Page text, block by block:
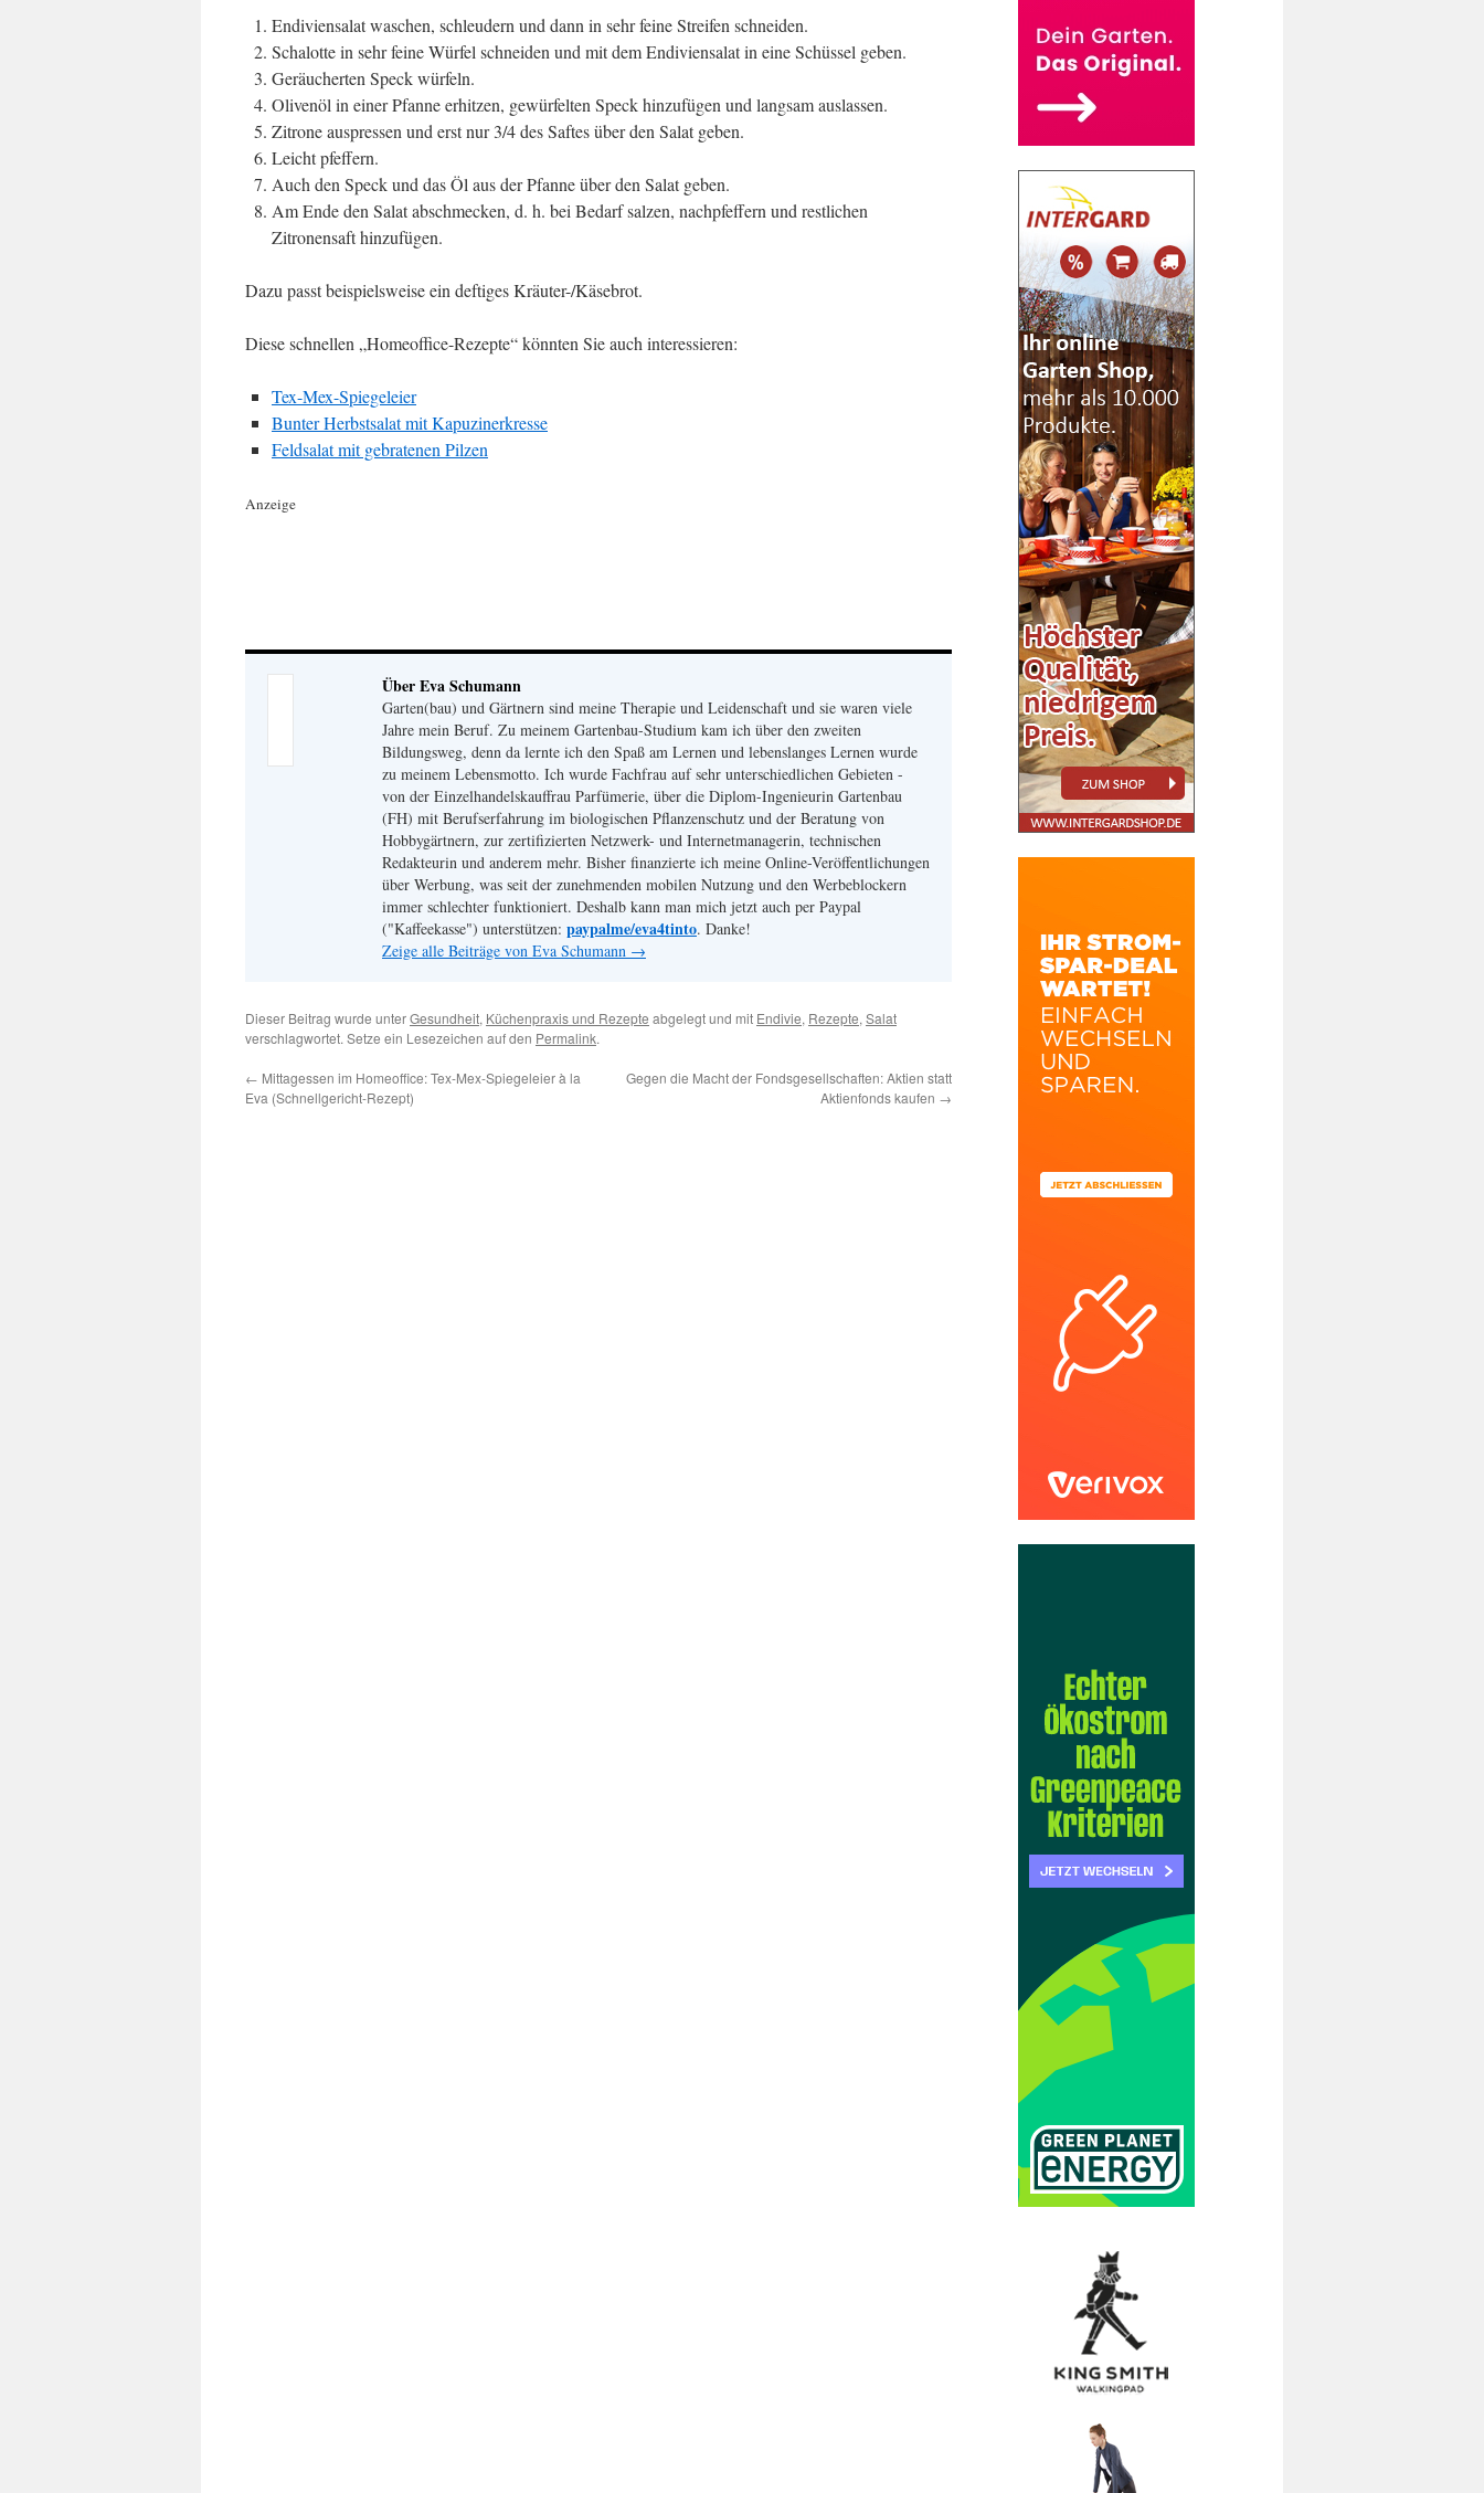
Endiviensalat waschen, schleudern und dann in sehr feine Streifen schneiden.
Schalotte in sehr feine Würfel schneiden und mit dem Endiviensalat in eine Schüssel geben.
Geräucherten Speck würfeln.
Olivenöl in einer Pfanne erhitzen, gewürfelten Speck hinzufügen und langsam auslassen.
Zitrone auspressen und erst nur 3/4 des Saftes über den Salat geben.
Leicht pfeffern.
Auch den Speck und das Öl aus der Pfanne über den Salat geben.
Am Ende den Salat abschmecken, d. h. bei Bedarf salzen, nachpfeffern und restlichen
Zitronensaft hinzufügen.
Dazu passt beispielsweise ein deftiges Kräuter-/Käsebrot.
Diese schnellen „Homeoffice-Rezepte“ könnten Sie auch interessieren:
Tex-Mex-Spiegeleier
Bunter Herbstsalat mit Kapuzinerkresse
Feldsalat mit gebratenen Pilzen
Anzeige
Über Eva Schumann
Garten(bau) und Gärtnern sind meine Therapie und Leidenschaft und sie waren viele
Jahre mein Beruf. Zu meinem Gartenbau-Studium kam ich über den zweiten
Bildungsweg, denn da lernte ich den Spaß am Lernen und lebenslanges Lernen wurde
zu meinem Lebensmotto. Ich wurde Fachfrau auf sehr unterschiedlichen Gebieten -
von der Einzelhandelskauffrau Parfümerie, über die Diplom-Ingenieurin Gartenbau
(FH) mit Berufserfahrung im biologischen Pflanzenschutz und der Beratung von
Hobbygärtnern, zur zertifizierten Netzwerk- und Internetmanagerin, technischen
Redakteurin und anderem mehr. Bisher finanzierte ich meine Online-Veröffentlichungen
über Werbung, was seit der zunehmenden mobilen Nutzung und den Werbeblockern
immer schlechter funktioniert. Deshalb kann man mich jetzt auch per Paypal
("Kaffeekasse") unterstützen: paypalme/eva4tinto. Danke!
Zeige alle Beiträge von Eva Schumann →
Dieser Beitrag wurde unterGesundheit, Küchenpraxis und Rezepte abgelegt und mit Endivie, Rezepte, Salat
verschlagwortet. Setze ein Lesezeichen auf den Permalink.
← Mittagessen im Homeoffice: Tex-Mex-Spiegeleier à la
Eva (Schnellgericht-Rezept)
Gegen die Macht der Fondsgesellschaften: Aktien statt
Aktienfonds kaufen →